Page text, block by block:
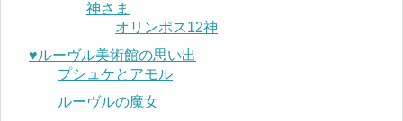
神さま
オリンポス12神
♥︎ルーヴル美術館の思い出
プシュケとアモル
ルーヴルの魔女